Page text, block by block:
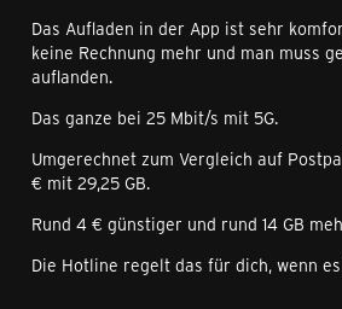
Das Aufladen in der App ist sehr
keine Rechnung mehr und man muss
auflanden.
Das ganze bei 25 Mbit/s mit 5G.
Umgerechnet zum Vergleich auf
€ mit 29,25 GB.
Rund 4 € günstiger und rund 14 GB
Die Hotline regelt das für dich, wenn